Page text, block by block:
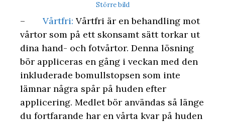
Större bild
– Vårtfri: Vårtfri är en behandling mot
vårtor som på ett skonsamt sätt torkar ut
dina hand- och fotvårtor. Denna lösning
bör appliceras en gång i veckan med den
inkluderade bomullstopsen som inte
lämnar några spår på huden efter
applicering. Medlet bör användas så länge
du fortfarande har en vårta kvar på huden